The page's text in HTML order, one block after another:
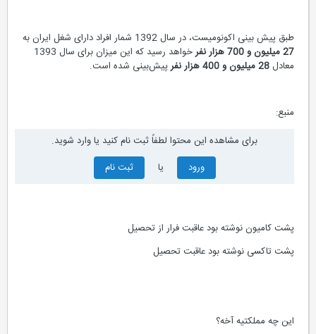
طبق پیش بینی اکونومیست، در سال 1392 شمار افراد دارای شغل ایران به
27 میلیون و 700 هزار نفر
خواهد رسید که این میزان برای سال 1393
معادل28 میلیون و 400 هزار نفر پیش‌بینی شده است.
منبع:
برای مشاهده این محتوا لطفاً ثبت نام کنید یا وارد شوید.
ورود
ثبت نام
پشت کامیون نوشته بود عاقبت فرار از تحصیل
پشت تاکسی نوشته بود عاقبت تحصیل
این چه مملکتیه آخه؟